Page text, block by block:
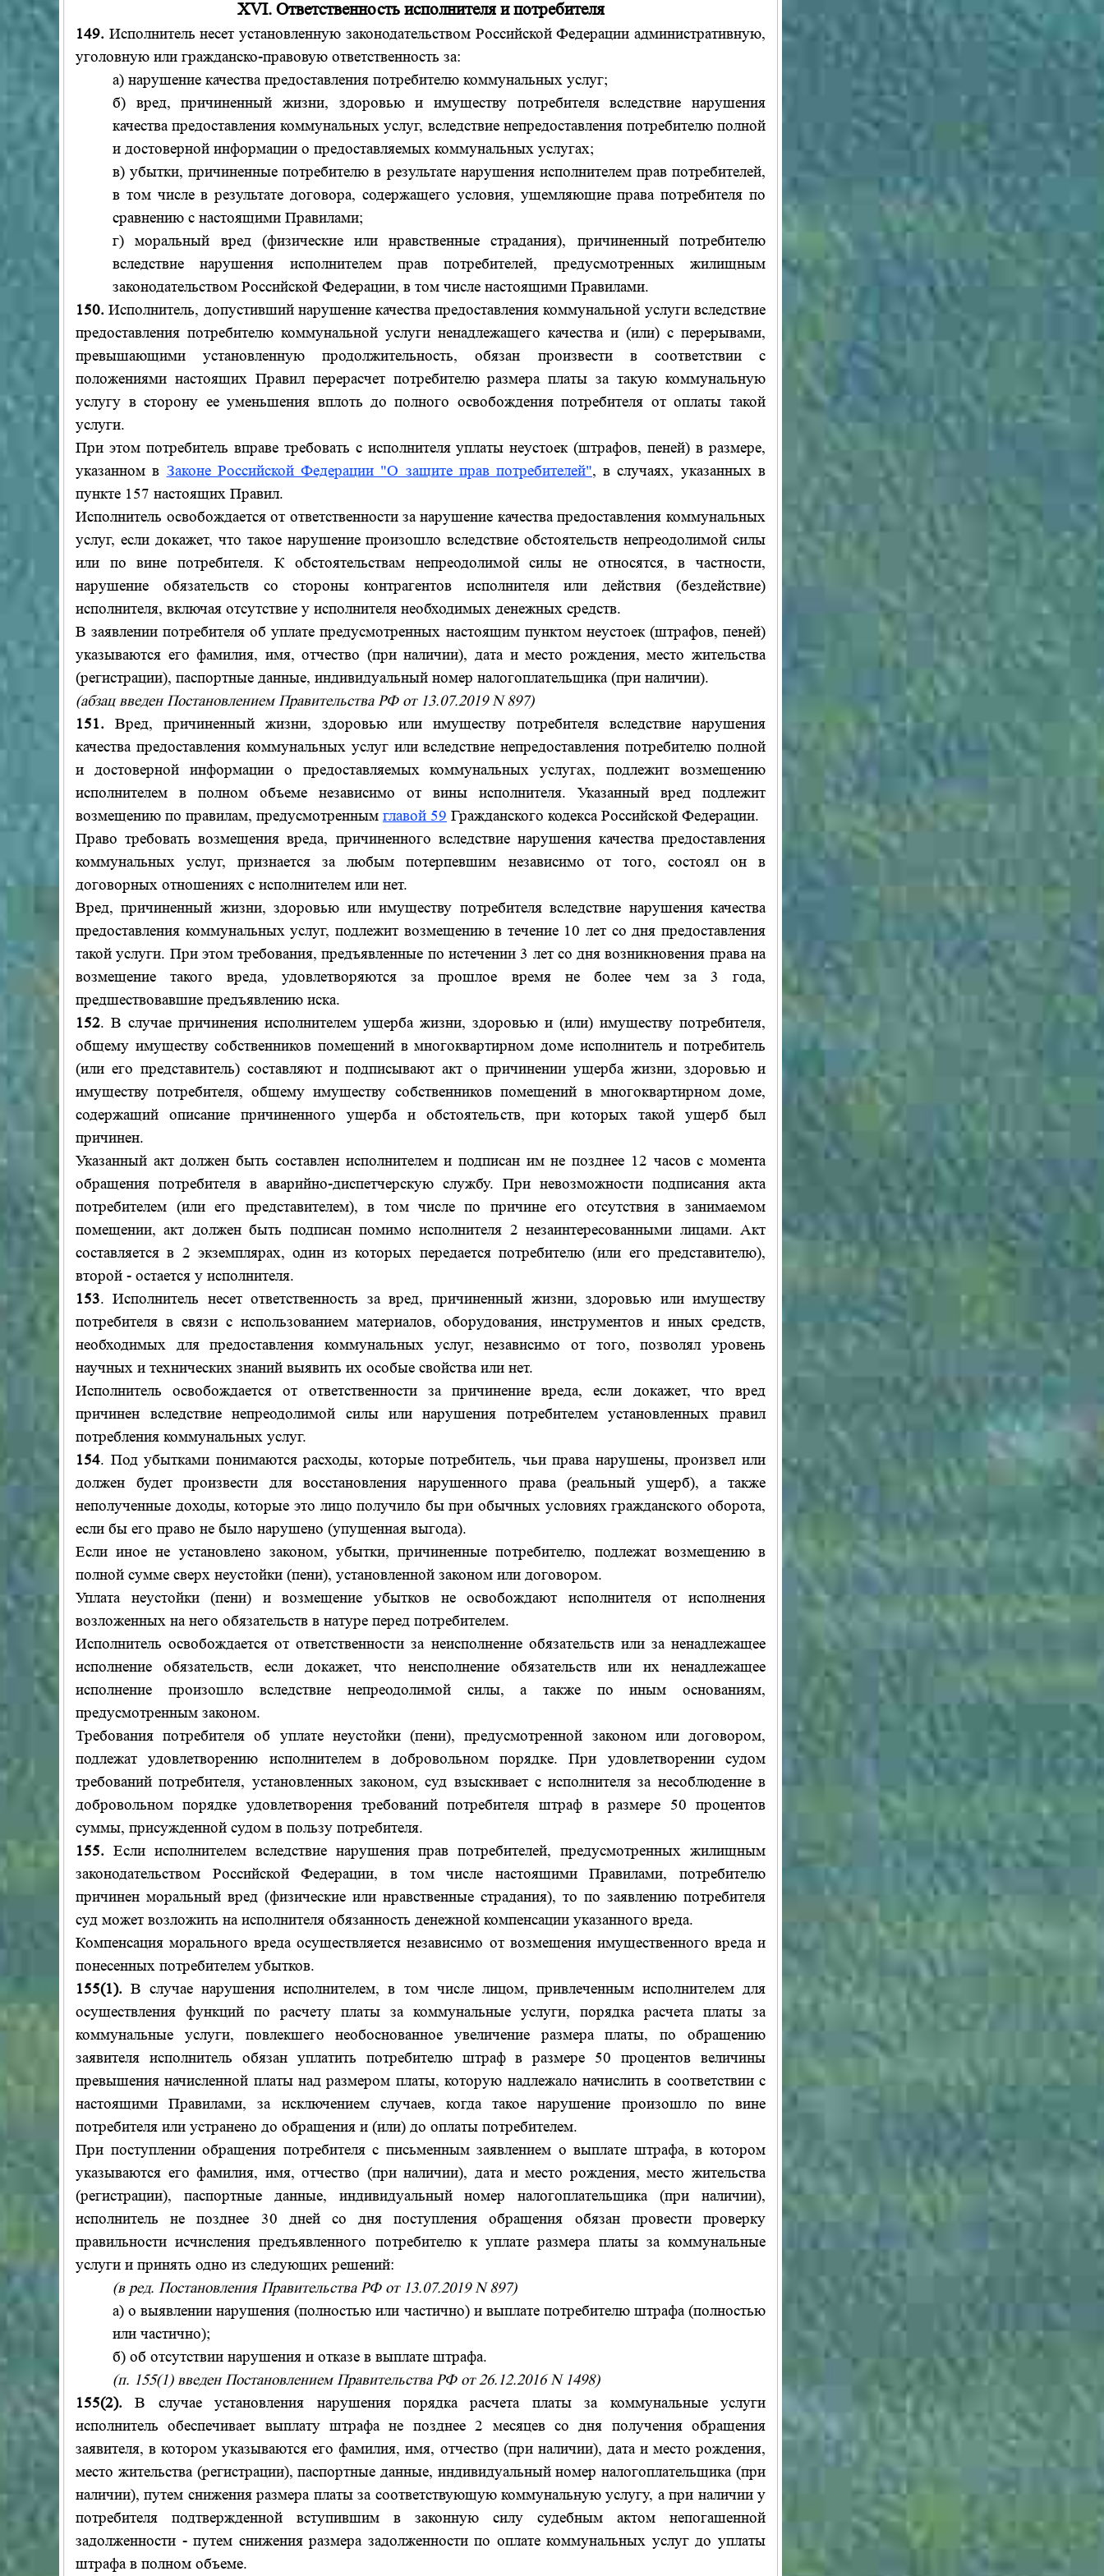
XVI. Ответственность исполнителя и потребителя
149. Исполнитель несет установленную законодательством Российской Федерации административную,
уголовную или гражданско-правовую ответственность за:
а) нарушение качества предоставления потребителю коммунальных услуг;
б) вред, причиненный жизни, здоровью и имуществу потребителя вследствие нарушения
качества предоставления коммунальных услуг, вследствие непредоставления потребителю полной
и достоверной информации о предоставляемых коммунальных услугах;
в) убытки, причиненные потребителю в результате нарушения исполнителем прав потребителей,
в том числе в результате договора, содержащего условия, ущемляющие права потребителя по
сравнению с настоящими Правилами;
г) моральный вред (физические или нравственные страдания), причиненный потребителю
вследствие нарушения исполнителем прав потребителей, предусмотренных жилищным
законодательством Российской Федерации, в том числе настоящими Правилами.
150. Исполнитель, допустивший нарушение качества предоставления коммунальной услуги вследствие
предоставления потребителю коммунальной услуги ненадлежащего качества и (или) с перерывами,
превышающими установленную продолжительность, обязан произвести в соответствии с
положениями настоящих Правил перерасчет потребителю размера платы за такую коммунальную
услугу в сторону ее уменьшения вплоть до полного освобождения потребителя от оплаты такой
услуги.
При этом потребитель вправе требовать с исполнителя уплаты неустоек (штрафов, пеней) в размере,
указанном в Законе Российской Федерации "О защите прав потребителей", в случаях, указанных в
пункте 157 настоящих Правил.
Исполнитель освобождается от ответственности за нарушение качества предоставления коммунальных
услуг, если докажет, что такое нарушение произошло вследствие обстоятельств непреодолимой силы
или по вине потребителя. К обстоятельствам непреодолимой силы не относятся, в частности,
нарушение обязательств со стороны контрагентов исполнителя или действия (бездействие)
исполнителя, включая отсутствие у исполнителя необходимых денежных средств.
В заявлении потребителя об уплате предусмотренных настоящим пунктом неустоек (штрафов, пеней)
указываются его фамилия, имя, отчество (при наличии), дата и место рождения, место жительства
(регистрации), паспортные данные, индивидуальный номер налогоплательщика (при наличии).
(абзац введен Постановлением Правительства РФ от 13.07.2019 N 897)
151. Вред, причиненный жизни, здоровью или имуществу потребителя вследствие нарушения
качества предоставления коммунальных услуг или вследствие непредоставления потребителю полной
и достоверной информации о предоставляемых коммунальных услугах, подлежит возмещению
исполнителем в полном объеме независимо от вины исполнителя. Указанный вред подлежит
возмещению по правилам, предусмотреннымглавой 59 Гражданского кодекса Российской Федерации.
Право требовать возмещения вреда, причиненного вследствие нарушения качества предоставления
коммунальных услуг, признается за любым потерпевшим независимо от того, состоял он в
договорных отношениях с исполнителем или нет.
Вред, причиненный жизни, здоровью или имуществу потребителя вследствие нарушения качества
предоставления коммунальных услуг, подлежит возмещению в течение 10 лет со дня предоставления
такой услуги. При этом требования, предъявленные по истечении 3 лет со дня возникновения права на
возмещение такого вреда, удовлетворяются за прошлое время не более чем за 3 года,
предшествовавшие предъявлению иска.
152. В случае причинения исполнителем ущерба жизни, здоровью и (или) имуществу потребителя,
общему имуществу собственников помещений в многоквартирном доме исполнитель и потребитель
(или его представитель) составляют и подписывают акт о причинении ущерба жизни, здоровью и
имуществу потребителя, общему имуществу собственников помещений в многоквартирном доме,
содержащий описание причиненного ущерба и обстоятельств, при которых такой ущерб был
причинен.
Указанный акт должен быть составлен исполнителем и подписан им не позднее 12 часов с момента
обращения потребителя в аварийно-диспетчерскую службу. При невозможности подписания акта
потребителем (или его представителем), в том числе по причине его отсутствия в занимаемом
помещении, акт должен быть подписан помимо исполнителя 2 незаинтересованными лицами. Акт
составляется в 2 экземплярах, один из которых передается потребителю (или его представителю),
второй - остается у исполнителя.
153. Исполнитель несет ответственность за вред, причиненный жизни, здоровью или имуществу
потребителя в связи с использованием материалов, оборудования, инструментов и иных средств,
необходимых для предоставления коммунальных услуг, независимо от того, позволял уровень
научных и технических знаний выявить их особые свойства или нет.
Исполнитель освобождается от ответственности за причинение вреда, если докажет, что вред
причинен вследствие непреодолимой силы или нарушения потребителем установленных правил
потребления коммунальных услуг.
154. Под убытками понимаются расходы, которые потребитель, чьи права нарушены, произвел или
должен будет произвести для восстановления нарушенного права (реальный ущерб), а также
неполученные доходы, которые это лицо получило бы при обычных условиях гражданского оборота,
если бы его право не было нарушено (упущенная выгода).
Если иное не установлено законом, убытки, причиненные потребителю, подлежат возмещению в
полной сумме сверх неустойки (пени), установленной законом или договором.
Уплата неустойки (пени) и возмещение убытков не освобождают исполнителя от исполнения
возложенных на него обязательств в натуре перед потребителем.
Исполнитель освобождается от ответственности за неисполнение обязательств или за ненадлежащее
исполнение обязательств, если докажет, что неисполнение обязательств или их ненадлежащее
исполнение произошло вследствие непреодолимой силы, а также по иным основаниям,
предусмотренным законом.
Требования потребителя об уплате неустойки (пени), предусмотренной законом или договором,
подлежат удовлетворению исполнителем в добровольном порядке. При удовлетворении судом
требований потребителя, установленных законом, суд взыскивает с исполнителя за несоблюдение в
добровольном порядке удовлетворения требований потребителя штраф в размере 50 процентов
суммы, присужденной судом в пользу потребителя.
155. Если исполнителем вследствие нарушения прав потребителей, предусмотренных жилищным
законодательством Российской Федерации, в том числе настоящими Правилами, потребителю
причинен моральный вред (физические или нравственные страдания), то по заявлению потребителя
суд может возложить на исполнителя обязанность денежной компенсации указанного вреда.
Компенсация морального вреда осуществляется независимо от возмещения имущественного вреда и
понесенных потребителем убытков.
155(1). В случае нарушения исполнителем, в том числе лицом, привлеченным исполнителем для
осуществления функций по расчету платы за коммунальные услуги, порядка расчета платы за
коммунальные услуги, повлекшего необоснованное увеличение размера платы, по обращению
заявителя исполнитель обязан уплатить потребителю штраф в размере 50 процентов величины
превышения начисленной платы над размером платы, которую надлежало начислить в соответствии с
настоящими Правилами, за исключением случаев, когда такое нарушение произошло по вине
потребителя или устранено до обращения и (или) до оплаты потребителем.
При поступлении обращения потребителя с письменным заявлением о выплате штрафа, в котором
указываются его фамилия, имя, отчество (при наличии), дата и место рождения, место жительства
(регистрации), паспортные данные, индивидуальный номер налогоплательщика (при наличии),
исполнитель не позднее 30 дней со дня поступления обращения обязан провести проверку
правильности исчисления предъявленного потребителю к уплате размера платы за коммунальные
услуги и принять одно из следующих решений:
(в ред. Постановления Правительства РФ от 13.07.2019 N 897)
а) о выявлении нарушения (полностью или частично) и выплате потребителю штрафа (полностью
или частично);
б) об отсутствии нарушения и отказе в выплате штрафа.
(п. 155(1) введен Постановлением Правительства РФ от 26.12.2016 N 1498)
155(2).В случае установления нарушения порядка расчета платы за коммунальные услуги
исполнитель обеспечивает выплату штрафа не позднее 2 месяцев со дня получения обращения
заявителя, в котором указываются его фамилия, имя, отчество (при наличии), дата и место рождения,
место жительства (регистрации), паспортные данные, индивидуальный номер налогоплательщика (при
наличии), путем снижения размера платы за соответствующую коммунальную услугу, а при наличии у
потребителя подтвержденной вступившим в законную силу судебным актом непогашенной
задолженности - путем снижения размера задолженности по оплате коммунальных услуг до уплаты
штрафа в полном объеме.